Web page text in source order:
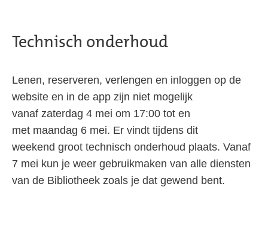
Technisch onderhoud
Lenen, reserveren, verlengen en inloggen op de
website en in de app zijn niet mogelijk
vanaf zaterdag 4 mei om 17:00 tot en
met maandag 6 mei. Er vindt tijdens dit
weekend groot technisch onderhoud plaats. Vanaf
7 mei kun je weer gebruikmaken van alle diensten
van de Bibliotheek zoals je dat gewend bent.